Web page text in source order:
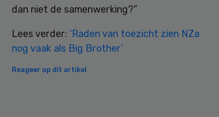
dan niet de samenwerking?”
Lees verder: ‘Raden van toezicht zien NZa
nog vaak als Big Brother’
Reageer op dit artikel